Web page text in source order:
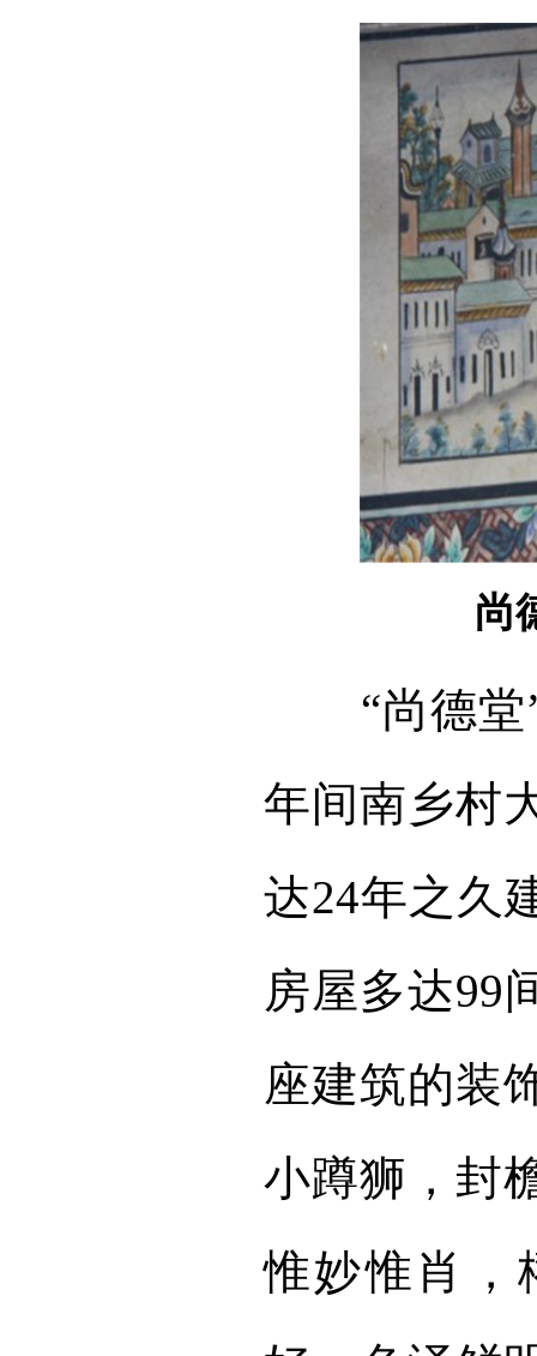
尚
“尚德
年间南乡村
达24年之久
房屋多达99
座建筑的装
小蹲狮，封
惟妙惟肖，